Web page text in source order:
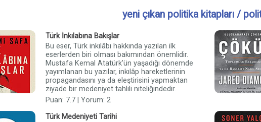
yeni çıkan politika kitapları /
Türk İnkılabına Bakışlar
Bu eser, Türk inkılâbı hakkında yazılan ilk
eserlerden biri olması bakımından önemlidir.
Mustafa Kemal Atatürk’ün yaşadığı dönemde
yayımlanan bu yazılar, inkılâp hareketlerinin
propagandasını ya da eleştirisini yapmaktan
ziyade bir medeniyet tahlili niteliğindedir.
Puan: 7.7 | Yorum: 2
Türk Medeniyeti Tarihi